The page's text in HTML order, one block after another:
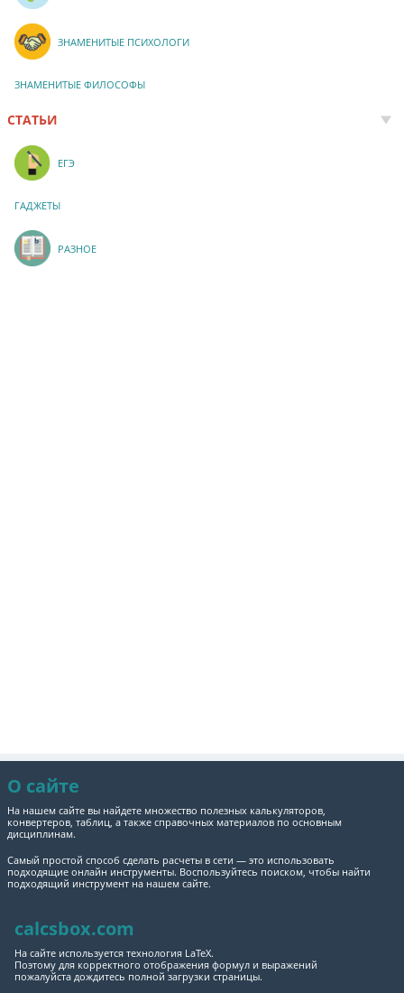
ЗНАМЕНИТЫЕ ПСИХОЛОГИ
ЗНАМЕНИТЫЕ ФИЛОСОФЫ
СТАТЬИ
ЕГЭ
ГАДЖЕТЫ
РАЗНОЕ
О сайте
На нашем сайте вы найдете множество полезных калькуляторов,
конвертеров, таблиц, а также справочных материалов по основным
дисциплинам.
Самый простой способ сделать расчеты в сети — это использовать
подходящие онлайн инструменты. Воспользуйтесь поиском, чтобы найти
подходящий инструмент на нашем сайте.
calcsbox.com
На сайте используется технология LaTeX.
Поэтому для корректного отображения формул и выражений
пожалуйста дождитесь полной загрузки страницы.